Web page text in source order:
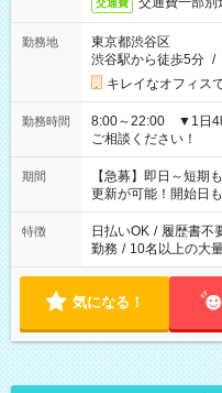
交通費
勤務地
東京都渋谷区
渋谷駅から徒歩5分 /
キレイなオフィス
勤務時間
8:00～22:00 ▼1日4
ご相談ください！
期間
【急募】即日～短期
更新が可能！開始日
特徴 日払いOK / 履歴書不
勤務 / 10名以上の大
気になる！